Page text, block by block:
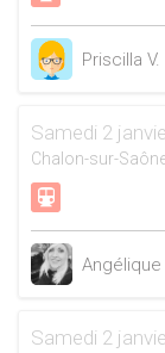
Priscilla V.
Samedi 2
Chalon-sur-
Angélique
Samedi 2